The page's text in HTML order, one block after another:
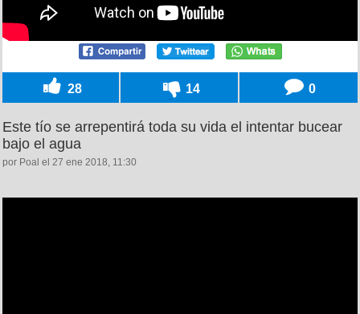
28 14 0
Este tío se arrepentirá toda su vida el intentar bucear
bajo el agua
por Poal el 27 ene 2018, 11:30